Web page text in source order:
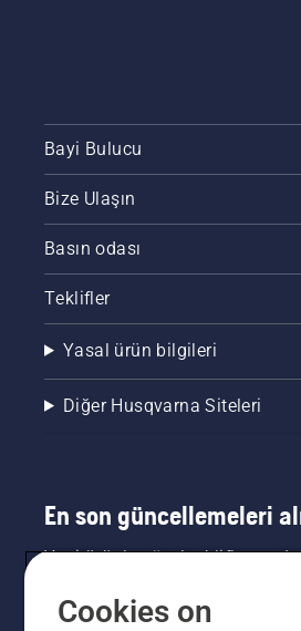
Bayi Bulucu
Bize Ulaşın
Basın odası
Teklifler
Yasal ürün bilgileri
Diğer Husqvarna Siteleri
En son güncellemeleri
Yeni ürünler, özel teklifler ve
buradan kaydolun.
Cookies on